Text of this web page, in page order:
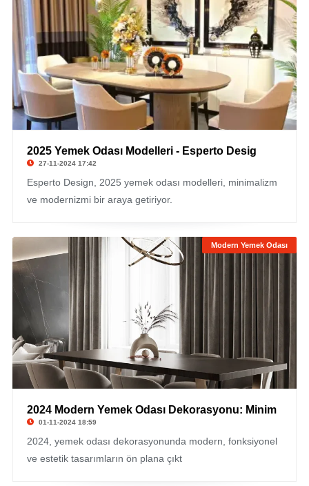
2025 Yemek Odası Modelleri - Esperto Desig
27-11-2024 17:42
Esperto Design, 2025 yemek odası modelleri, minimalizm
ve modernizmi bir araya getiriyor.
Modern Yemek Odası
2024 Modern Yemek Odası Dekorasyonu: Minim
01-11-2024 18:59
2024, yemek odası dekorasyonunda modern, fonksiyonel
ve estetik tasarımların ön plana çıkt